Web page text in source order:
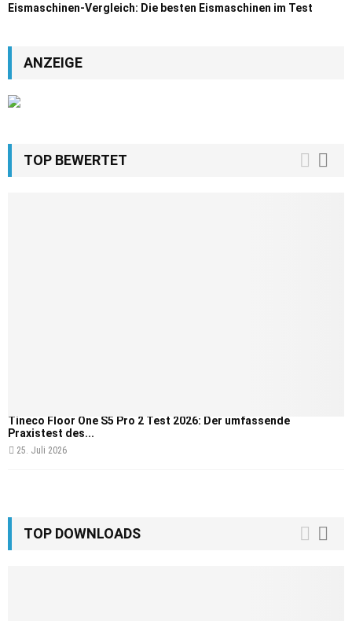
Eismaschinen-Vergleich: Die besten Eismaschinen im Test
ANZEIGE
TOP BEWERTET
Tineco Floor One S5 Pro 2 Test 2026: Der umfassende
Praxistest des...
25. Juli 2026
TOP DOWNLOADS